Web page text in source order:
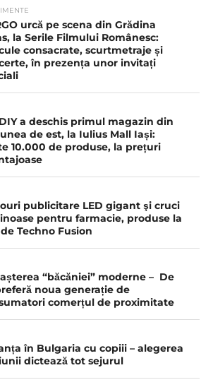
urcă pe scena din Grădina
la Serile Filmului Românesc:
consacrate, scurtmetraje și
în prezența unor invitați
a deschis primul magazin din
de est, la Iulius Mall Iași:
10.000 de produse, la prețuri
publicitare LED gigant şi cruci
pentru farmacie, produse la
Techno Fusion
“băcăniei” moderne – De
noua generație de
comerțul de proximitate
în Bulgaria cu copiii – alegerea
dictează tot sejurul